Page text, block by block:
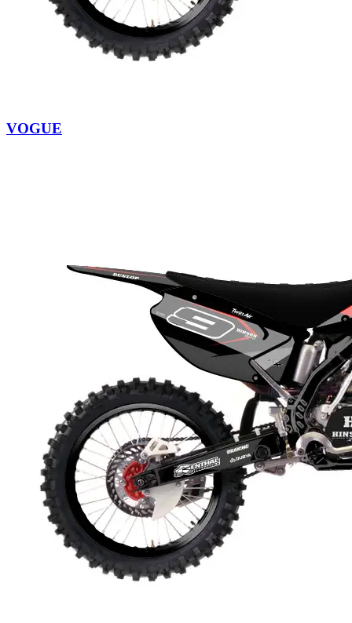
VOGUE